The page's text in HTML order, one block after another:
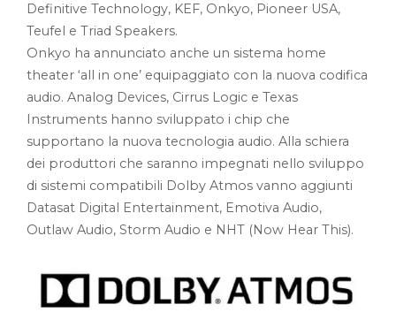
Definitive Technology, KEF, Onkyo, Pioneer USA,
Teufel e Triad Speakers.
Onkyo ha annunciato anche un sistema home
theater ‘all in one’ equipaggiato con la nuova codifica
audio. Analog Devices, Cirrus Logic e Texas
Instruments hanno sviluppato i chip che
supportano la nuova tecnologia audio. Alla schiera
dei produttori che saranno impegnati nello sviluppo
di sistemi compatibili Dolby Atmos vanno aggiunti
Datasat Digital Entertainment, Emotiva Audio,
Outlaw Audio, Storm Audio e NHT (Now Hear This).